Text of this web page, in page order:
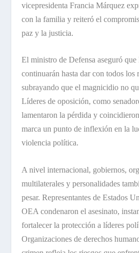
vicepresidenta Francia Márquez
con la familia y reiteró el
paz y la justicia.
El ministro de Defensa aseguró que
continuarán hasta dar con todos los
subrayando que el magnicidio no
Líderes de oposición, como
lamentaron la pérdida y
marca un punto de inflexión en la
violencia política.
A nivel internacional, gobiernos,
multilaterales y personalidades
pesar. Representantes de Estados
OEA condenaron el asesinato,
fortalecer la protección a líderes
Organizaciones de derechos